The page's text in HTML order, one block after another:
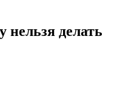
нельзя делать